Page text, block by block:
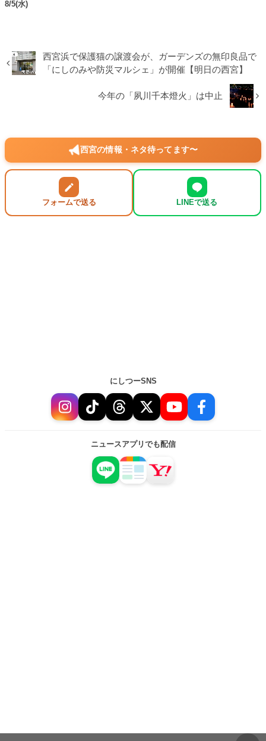
8/5(水)
西宮浜で保護猫の譲渡会が、ガーデンズの無印良品で
「にしのみや防災マルシェ」が開催【明日の西宮】
今年の「夙川千本燈火」は中止
西宮の情報・ネタ待ってます〜
フォームで送る LINEで送る
にしつーSNS
ニュースアプリでも配信